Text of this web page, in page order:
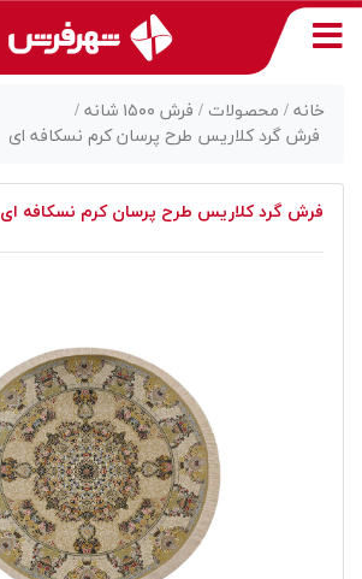
خانه / محصولات / فرش ۱۵۰۰ شانه /
فرش گرد کلاریس طرح پرسان کرم نسکافه ای
فرش گرد کلاریس طرح پرسان کرم نسکافه ای